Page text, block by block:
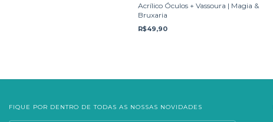
Acrílico Óculos + Vassoura | Magia &
Bruxaria
R$49,90
FIQUE POR DENTRO DE TODAS AS NOSSAS NOVIDADES